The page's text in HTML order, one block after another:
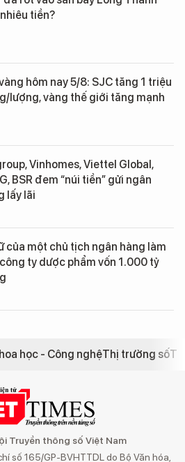
tiền?
hôm nay 5/8: SJC tăng 1 triệu
lượng, vàng thế giới tăng mạnh
Vinhomes, Viettel Global,
BSR đem “núi tiền” gửi ngân
lấy lãi
của một chủ tịch ngân hàng làm
ty dược phẩm vốn 1.000 tỷ
học - Công nghệThị trường số
Truyền thông số Việt Nam
số 165/GP-BVHTTDL do Bộ Văn hóa,